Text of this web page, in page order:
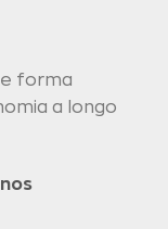
forma
a longo